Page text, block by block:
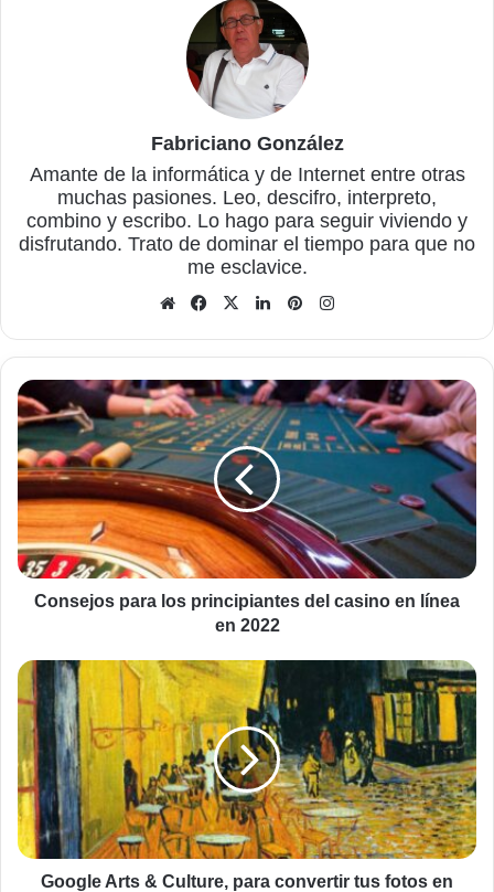
Fabriciano González
Amante de la informática y de Internet entre otras
muchas pasiones. Leo, descifro, interpreto,
combino y escribo. Lo hago para seguir viviendo y
disfrutando. Trato de dominar el tiempo para que no
me esclavice.
Sitio
Facebook
X LinkedInPinterest
Consejos
para
los
principiantes
del
casino
en
línea
en
2022
Consejos para los principiantes del casino en línea
en 2022
Google
Arts
Culture,
para
convertir
tus
fotos
en
obras
Google Arts & Culture, para convertir tus fotos en